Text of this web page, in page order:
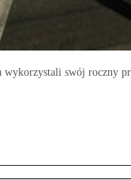
swój roczny